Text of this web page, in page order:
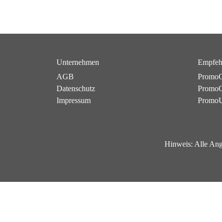
Unternehmen
AGB
Datenschutz
Impressum
Hinweis: Alle